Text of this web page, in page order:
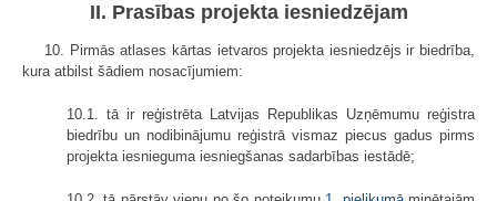
II. Prasības projekta iesniedzējam
10. Pirmās atlases kārtas ietvaros projekta iesniedzējs ir biedrība,
kura atbilst šādiem nosacījumiem:
10.1. tā ir reģistrēta Latvijas Republikas Uzņēmumu reģistra
biedrību un nodibinājumu reģistrā vismaz piecus gadus pirms
projekta iesnieguma iesniegšanas sadarbības iestādē;